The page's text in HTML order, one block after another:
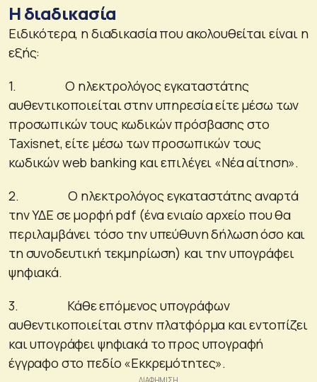
Η διαδικασία
Ειδικότερα, η διαδικασία που ακολουθείται είναι η
εξής:
1. Ο ηλεκτρολόγος εγκαταστάτης
αυθεντικοποιείται στην υπηρεσία είτε μέσω των
προσωπικών τους κωδικών πρόσβασης στο
Taxisnet, είτε μέσω των προσωπικών τους
κωδικών web banking και επιλέγει «Νέα αίτηση».
2. Ο ηλεκτρολόγος εγκαταστάτης αναρτά
την ΥΔΕ σε μορφή pdf (ένα ενιαίο αρχείο που θα
περιλαμβάνει τόσο την υπεύθυνη δήλωση όσο και
τη συνοδευτική τεκμηρίωση) και την υπογράφει
ψηφιακά.
3. Κάθε επόμενος υπογράφων
αυθεντικοποιείται στην πλατφόρμα και εντοπίζει
και υπογράφει ψηφιακά το προς υπογραφή
έγγραφο στο πεδίο «Εκκρεμότητες».